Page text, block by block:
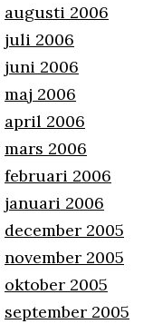
augusti 2006
juli 2006
juni 2006
maj 2006
april 2006
mars 2006
februari 2006
januari 2006
december 2005
november 2005
oktober 2005
september 2005